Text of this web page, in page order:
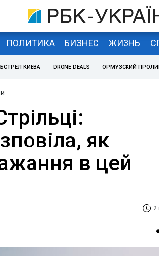
ПОЛИТИКА БИЗНЕС ЖИЗНЬ
КИЕВА DRONE DEALS ОРМУЗСКИЙ
як
в цей
2